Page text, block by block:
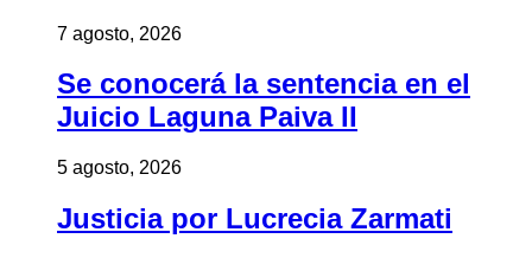
7 agosto, 2026
Se conocerá la sentencia en el
Juicio Laguna Paiva II
5 agosto, 2026
Justicia por Lucrecia Zarmati